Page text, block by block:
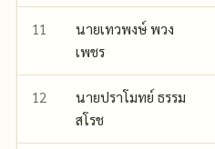
11
นายเทวพงษ์ พวง
เพชร
12
นายปราโมทย์ ธรรม
สโรช